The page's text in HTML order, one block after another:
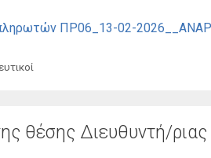
ΠΡ06_13-02-
θέσης Διευθυντή/